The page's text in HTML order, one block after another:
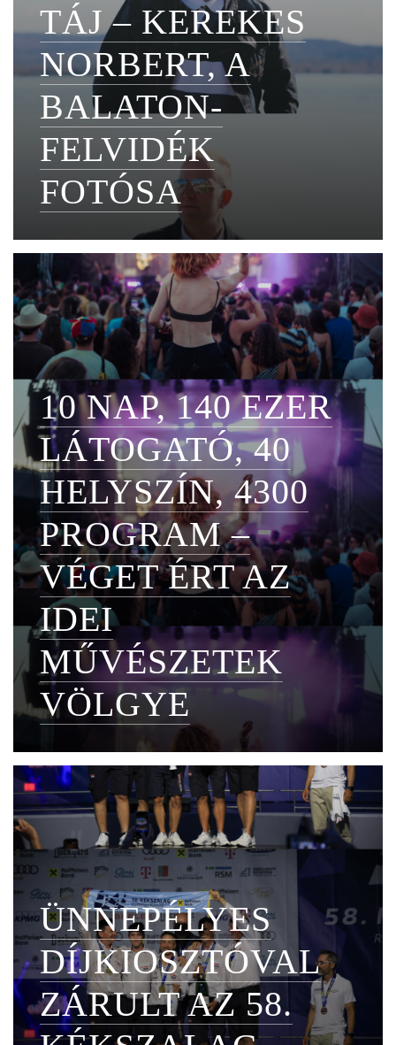
TÁJ – KEREKES
NORBERT, A
BALATON-
FELVIDÉK
FOTÓSA
10 NAP, 140 EZER
LÁTOGATÓ, 40
HELYSZÍN, 4300
PROGRAM –
VÉGET ÉRT AZ
IDEI
MŰVÉSZETEK
VÖLGYE
ÜNNEPÉLYES
DÍJKIOSZTÓVAL
ZÁRULT AZ 58.